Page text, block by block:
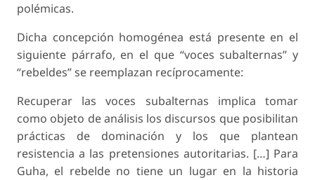
polémicas.
Dicha concepción homogénea está presente en el
siguiente párrafo, en el que “voces subalternas” y
“rebeldes” se reemplazan recíprocamente:
Recuperar las voces subalternas implica tomar
como objeto de análisis los discursos que posibilitan
prácticas de dominación y los que plantean
resistencia a las pretensiones autoritarias. […] Para
Guha, el rebelde no tiene un lugar en la historia